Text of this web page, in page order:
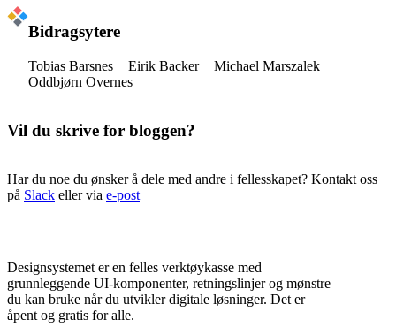
Bidragsytere
Tobias Barsnes Eirik Backer
Michael Marszalek
Oddbjørn Overnes
Vil du skrive for bloggen?
Har du noe du ønsker å dele med andre i fellesskapet? Kontakt oss
på Slack eller via e-post
Designsystemet er en felles verktøykasse med
grunnleggende UI-komponenter, retningslinjer og mønstre
du kan bruke når du utvikler digitale løsninger. Det er
åpent og gratis for alle.